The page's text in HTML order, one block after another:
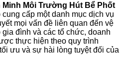
Môi Trường Hút Bể Phốt
cấp một danh mục dịch vụ
mọi vấn đề liên quan đến vệ
đình và các tổ chức, doanh
thực hiện theo quy trình
ưu và sự hài lòng tuyệt đối của